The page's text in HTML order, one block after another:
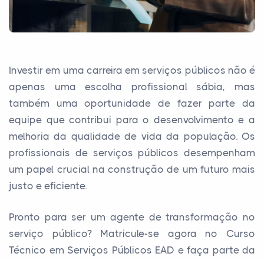
Investir em uma carreira em serviços públicos não é
apenas uma escolha profissional sábia, mas
também uma oportunidade de fazer parte da
equipe que contribui para o desenvolvimento e a
melhoria da qualidade de vida da população. Os
profissionais de serviços públicos desempenham
um papel crucial na construção de um futuro mais
justo e eficiente.
Pronto para ser um agente de transformação no
serviço público? Matricule-se agora no Curso
Técnico em Serviços Públicos EAD e faça parte da